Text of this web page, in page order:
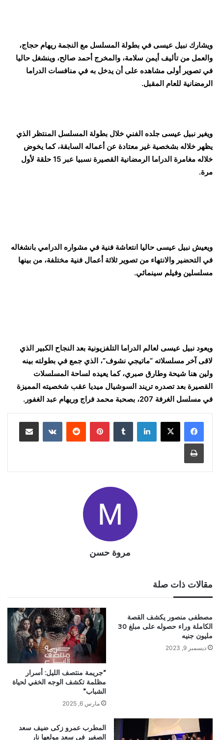
ويشارك نبيل عيسى في بطولة المسلسل مع النجمة ريهام حجاج،
والعمل من تأليف أيمن سلامة، والمخرج أحمد صالح، وينشغل حاليا
في تصوير أولى مشاهده على أن يدخل به في منافسات الدراما
الرمضانية للعام المقبل.
ويغير نبيل عيسى جلده الفني خلال بطولة المسلسل المنتظر الذي
يظهر خلاله بشخصية غير معتادة عن أعماله السابقة، كما يخوض
خلاله مغامرة الدراما الرمضانية القصيرة نسبيا عبر 15 حلقة لأول
مرة.
ويعيش نبيل عيسى حاليا انتعاشة فنية في مشواره الدرامي بانشغاله
في التحضير والانتهاء من تصوير ثلاثة أعمال فنية مختلفة، من بينها
مسلسلين وفيلم سينمائي.
ويعود نبيل عيسى لعالم الدراما التلفزيونية بعد النجاح الكبير الذي
لاقى آخر مسلسلاته “ماتيجي نشوف”، الذي جمع في بطولته بينه
ولين هنا شيحة وطارق صبري، كما يعيده لساحة المسلسلات
القصيرة بعد تصدره تريند السوشيال ميديا عقب شخصيته المميزة
في مسلسل الغرفة 207، بصحبة محمد فراج وريهام عبد الغفور.
لينكدإن بينتيريست مشاركة عبر البريد
طباعة
مروة حسن
مقالات ذات صلة
مصطفى منصور يكشف القصة
الكاملة وراء حصوله على مبلغ 30
مليون جنيه
ديسمبر 9, 2023
“جريمة منتصف الليل: أسرار
مظلمة تكشف الوجه الخفي لحياة
الشباب”
مارس 6, 2025
المطرب عمرو زكى ضيف سعد
الصغير في سعد مولعها نار